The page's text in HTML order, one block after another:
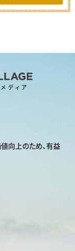
ディア
向上のため、有益